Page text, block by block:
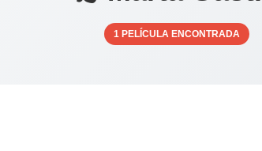
1 PELÍCULA ENCONTRADA